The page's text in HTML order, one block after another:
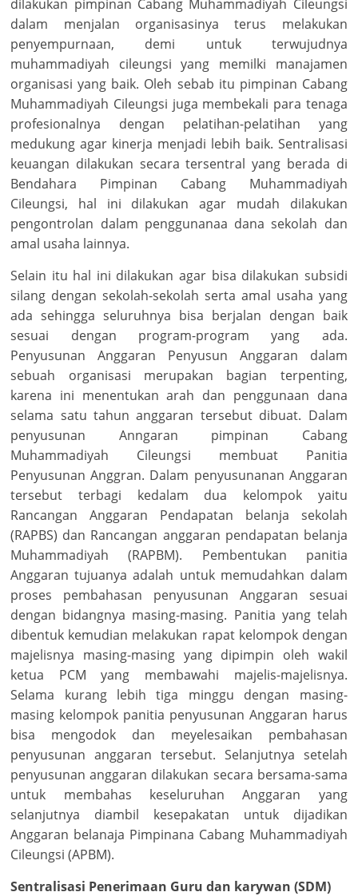
dilakukan pimpinan Cabang Muhammadiyah Cileungsi
dalam menjalan organisasinya terus melakukan
penyempurnaan, demi untuk terwujudnya
muhammadiyah cileungsi yang memilki manajamen
organisasi yang baik. Oleh sebab itu pimpinan Cabang
Muhammadiyah Cileungsi juga membekali para tenaga
profesionalnya dengan pelatihan-pelatihan yang
medukung agar kinerja menjadi lebih baik. Sentralisasi
keuangan dilakukan secara tersentral yang berada di
Bendahara Pimpinan Cabang Muhammadiyah
Cileungsi, hal ini dilakukan agar mudah dilakukan
pengontrolan dalam penggunanaa dana sekolah dan
amal usaha lainnya.
Selain itu hal ini dilakukan agar bisa dilakukan subsidi
silang dengan sekolah-sekolah serta amal usaha yang
ada sehingga seluruhnya bisa berjalan dengan baik
sesuai dengan program-program yang ada.
Penyusunan Anggaran Penyusun Anggaran dalam
sebuah organisasi merupakan bagian terpenting,
karena ini menentukan arah dan penggunaan dana
selama satu tahun anggaran tersebut dibuat. Dalam
penyusunan Anngaran pimpinan Cabang
Muhammadiyah Cileungsi membuat Panitia
Penyusunan Anggran. Dalam penyusunanan Anggaran
tersebut terbagi kedalam dua kelompok yaitu
Rancangan Anggaran Pendapatan belanja sekolah
(RAPBS) dan Rancangan anggaran pendapatan belanja
Muhammadiyah (RAPBM). Pembentukan panitia
Anggaran tujuanya adalah untuk memudahkan dalam
proses pembahasan penyusunan Anggaran sesuai
dengan bidangnya masing-masing. Panitia yang telah
dibentuk kemudian melakukan rapat kelompok dengan
majelisnya masing-masing yang dipimpin oleh wakil
ketua PCM yang membawahi majelis-majelisnya.
Selama kurang lebih tiga minggu dengan masing-
masing kelompok panitia penyusunan Anggaran harus
bisa mengodok dan meyelesaikan pembahasan
penyusunan anggaran tersebut. Selanjutnya setelah
penyusunan anggaran dilakukan secara bersama-sama
untuk membahas keseluruhan Anggaran yang
selanjutnya diambil kesepakatan untuk dijadikan
Anggaran belanaja Pimpinana Cabang Muhammadiyah
Cileungsi (APBM).
Sentralisasi Penerimaan Guru dan karywan (SDM)